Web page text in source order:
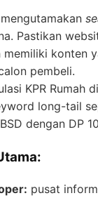
Pastikan
konten
pembeli.
KPR Rumah
long-tail
dengan DP
pusat